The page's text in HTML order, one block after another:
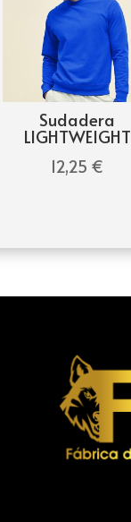
Sudadera
LIGHTWEIGHT
12,25 €